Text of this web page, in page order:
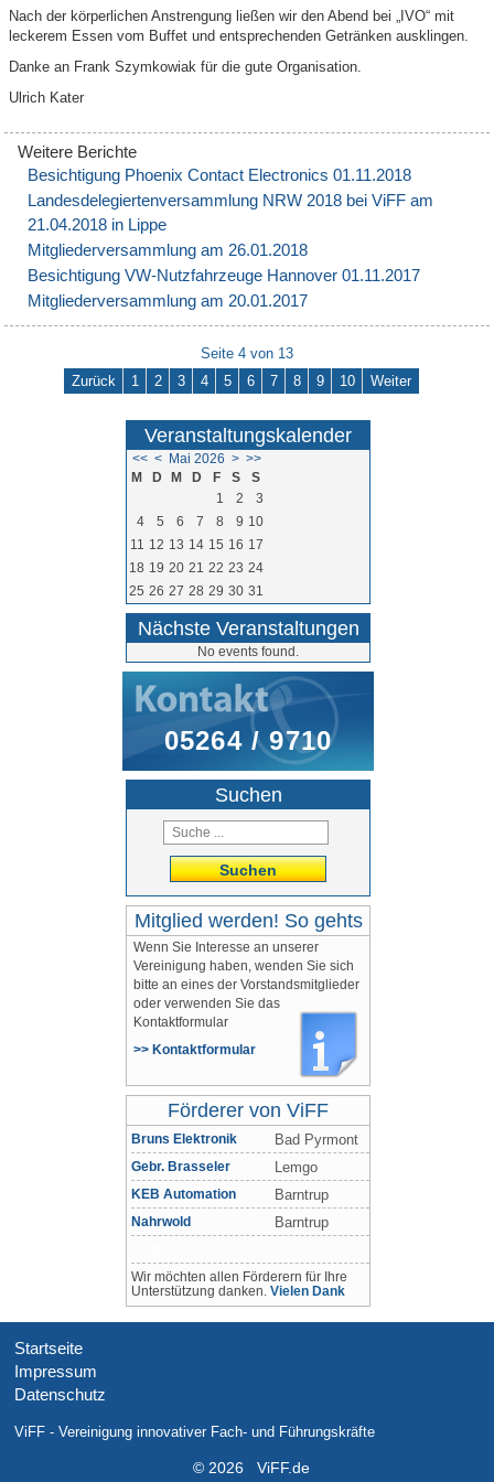
Nach der körperlichen Anstrengung ließen wir den Abend bei „IVO“ mit
leckerem Essen vom Buffet und entsprechenden Getränken ausklingen.
Danke an Frank Szymkowiak für die gute Organisation.
Ulrich Kater
Besichtigung Phoenix Contact Electronics 01.11.2018
Landesdelegiertenversammlung NRW 2018 bei ViFF am
21.04.2018 in Lippe
Mitgliederversammlung am 26.01.2018
Besichtigung VW-Nutzfahrzeuge Hannover 01.11.2017
Mitgliederversammlung am 20.01.2017
Seite 4 von 13
Zurück
1 2 3 4 5 6 7 8 9 10 Weiter
Veranstaltungskalender
<< < Mai 2026 > >>
M
D M D F S
S
1
2
3
4
5 6 7 8 9 10
11 12 13 14 15 16 17
18 19 20 21 22 23 24
25 26 27 28 29 30 31
Nächste Veranstaltungen
No events found.
05264 / 9710
Suchen
Suchen
Mitglied werden! So gehts
Wenn Sie Interesse an unserer
Vereinigung haben, wenden Sie sich
bitte an eines der Vorstandsmitglieder
oder verwenden Sie das
Kontaktformular
>> Kontaktformular
Förderer von ViFF
Bruns Elektronik Bad Pyrmont
Gebr. Brasseler Lemgo
KEB Automation Barntrup
Nahrwold Barntrup
Wir möchten allen Förderern für Ihre
Unterstützung danken. Vielen Dank
Startseite
Impressum
Datenschutz
ViFF - Vereinigung innovativer Fach- und Führungskräfte
© 2026 ViFF.de